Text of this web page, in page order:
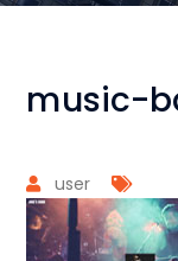
music-
user